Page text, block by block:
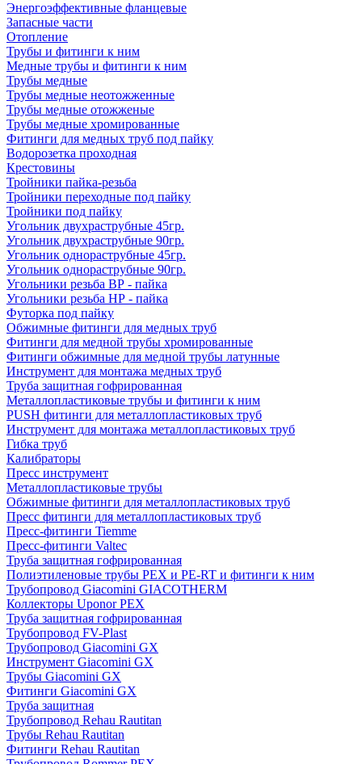
Энергоэффективные фланцевые
Запасные части
Отопление
Трубы и фитинги к ним
Медные трубы и фитинги к ним
Трубы медные
Трубы медные неотожженные
Трубы медные отожженые
Трубы медные хромированные
Фитинги для медных труб под пайку
Водорозетка проходная
Крестовины
Тройники пайка-резьба
Тройники переходные под пайку
Тройники под пайку
Угольник двухраструбные 45гр.
Угольник двухраструбные 90гр.
Угольник однораструбные 45гр.
Угольник однораструбные 90гр.
Угольники резьба ВР - пайка
Угольники резьба НР - пайка
Футорка под пайку
Обжимные фитинги для медных труб
Фитинги для медной трубы хромированные
Фитинги обжимные для медной трубы латунные
Инструмент для монтажа медных труб
Труба защитная гофрированная
Металлопластиковые трубы и фитинги к ним
PUSH фитинги для металлопластиковых труб
Инструмент для монтажа металлопластиковых труб
Гибка труб
Калибраторы
Пресс инструмент
Металлопластиковые трубы
Обжимные фитинги для металлопластиковых труб
Пресс фитинги для металлопластиковых труб
Пресс-фитинги Tiemme
Пресс-фитинги Valtec
Труба защитная гофрированная
Полиэтиленовые трубы PEX и PE-RT и фитинги к ним
Трубопровод Giacomini GIACOTHERM
Коллекторы Uponor PEX
Труба защитная гофрированная
Трубопровод FV-Plast
Трубопровод Giacomini GX
Инструмент Giacomini GX
Трубы Giacomini GX
Фитинги Giacomini GX
Труба защитная
Трубопровод Rehau Rautitan
Трубы Rehau Rautitan
Фитинги Rehau Rautitan